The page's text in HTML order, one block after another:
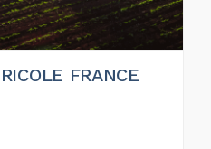
FRANCE